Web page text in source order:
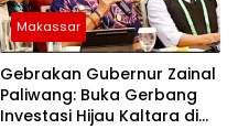
Makassar
Gebrakan Gubernur Zainal
Paliwang: Buka Gerbang
Investasi Hijau Kaltara di